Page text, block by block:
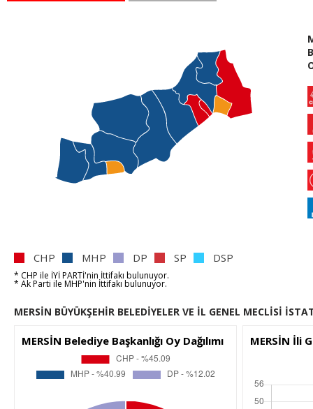
CHP MHP DP SP DSP
* CHP ile İYİ PARTİ'nin İttifakı bulunuyor.
* Ak Parti ile MHP'nin İttifakı bulunuyor.
MERSİN BÜYÜKŞEHİR BELEDİYELER VE İL GENEL MECLİSİ
MERSİN Belediye Başkanlığı Oy Dağılımı MERSİN İli